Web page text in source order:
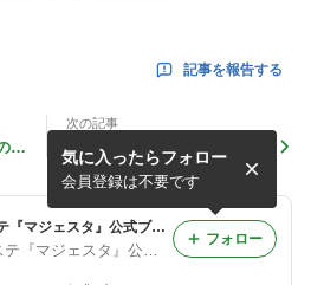
記事を報告する
N
次の記事
「早割」パワーアップ！14
時までに時間拡大です☆
高円寺メンズエステ『マジェスタ』公式ブログ
気に入ったらフォロー
会員登録は不要です
フォロー